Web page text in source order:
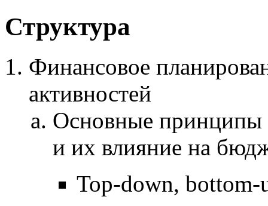
Структура
Финансовое
активностей
Основные принципы
и их влияние на
Top-down,